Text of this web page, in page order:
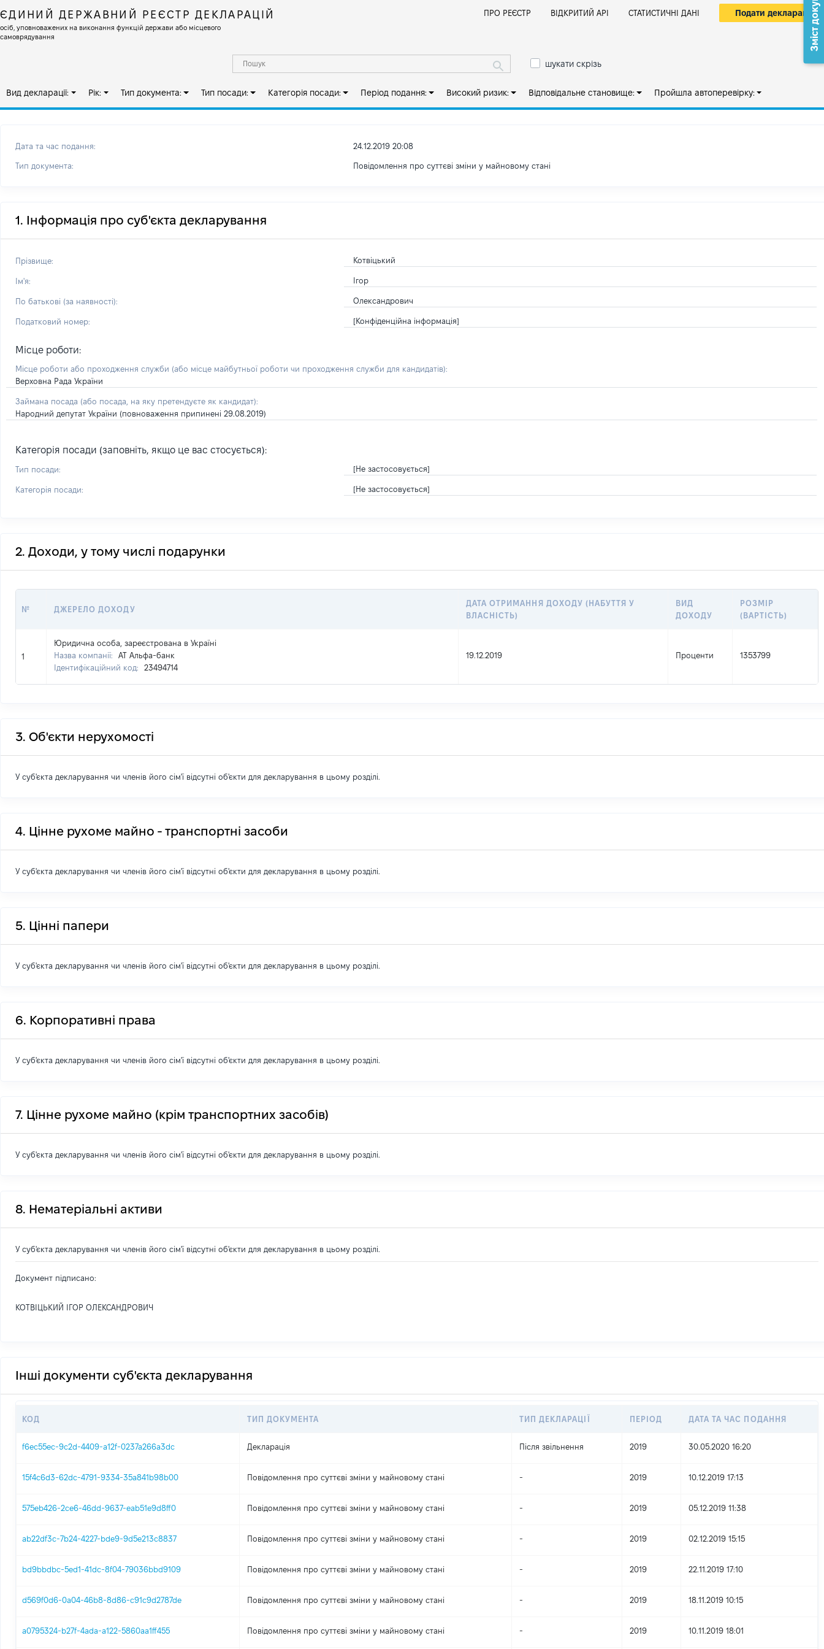
ЄДИНИЙ ДЕРЖАВНИЙ РЕЄСТР ДЕКЛАРАЦІЙ
осіб, уповноважених на виконання функцій держави або місцевого
самоврядування
ПРО РЕЄСТР ВІДКРИТИЙ АРІ СТАТИСТИЧНІ ДАНІ Подати декларацію
шукати скрізь
Вид декларації: Рік: Тип документа: Тип посади: Категорія посади: Період подання: Високий ризик: Відповідальне становище: Пройшла автоперевірку:
Дата та час подання: 24.12.2019 20:08
Тип документа: Повідомлення про суттєві зміни y майновому стані
1. Інформація про суб'єкта декларування
Прізвище: Котвіцький
Ім'я: Ігор
По батькові (за наявності): Олександрович
Податковий номер: [Конфіденційна інформація]
Місце роботи:
Місце роботи або проходження служби (або місце майбутньої роботи чи проходження служби для кандидатів):
Верховна Рада України
Займана посада (або посада, на яку претендуєте як кандидат):
Народний депутат України (повноваження припинені 29.08.2019)
Категорія посади (заповніть, якщо це вас стосується):
Тип посади: [Не застосовується]
Категорія посади: [Не застосовується]
2. Доходи, у тому числі подарунки
№ ДЖЕРЕЛО ДОХОДУ
ДАТА ОТРИМАННЯ ДОХОДУ (НАБУТТЯ У
ВЛАСНІСТЬ)
ВИД
ДОХОДУ
РОЗМІР
(ВАРТІСТЬ)
1
Юридична особа, зареєстрована в Україні
Назва компанії:
АТ Альфа-банк
Ідентифікаційний код:
23494714
19.12.2019 Проценти 1353799
3. Об'єкти нерухомості
У суб'єкта декларування чи членів його сім'ї відсутні об'єкти для декларування в цьому розділі.
4. Цінне рухоме майно - транспортні засоби
У суб'єкта декларування чи членів його сім'ї відсутні об'єкти для декларування в цьому розділі.
5. Цінні папери
У суб'єкта декларування чи членів його сім'ї відсутні об'єкти для декларування в цьому розділі.
6. Корпоративні права
У суб'єкта декларування чи членів його сім'ї відсутні об'єкти для декларування в цьому розділі.
7. Цінне рухоме майно (крім транспортних засобів)
У суб'єкта декларування чи членів його сім'ї відсутні об'єкти для декларування в цьому розділі.
8. Нематеріальні активи
У суб'єкта декларування чи членів його сім'ї відсутні об'єкти для декларування в цьому розділі.
Документ підписано:
КОТВІЦЬКИЙ ІГОР ОЛЕКСАНДРОВИЧ
Інші документи суб'єкта декларування
КОД ТИП ДОКУМЕНТА ТИП ДЕКЛАРАЦІЇ ПЕРІОД ДАТА ТА ЧАС ПОДАННЯ
f6ec55ec-9c2d-4409-a12f-0237a266a3dc Декларація Після звільнення 2019 30.05.2020 16:20
15f4c6d3-62dc-4791-9334-35a841b98b00 Повідомлення про суттєві зміни y майновому стані - 2019 10.12.2019 17:13
575eb426-2ce6-46dd-9637-eab51e9d8ff0 Повідомлення про суттєві зміни y майновому стані - 2019 05.12.2019 11:38
ab22df3c-7b24-4227-bde9-9d5e213c8837 Повідомлення про суттєві зміни y майновому стані - 2019 02.12.2019 15:15
bd9bbdbc-5ed1-41dc-8f04-79036bbd9109 Повідомлення про суттєві зміни y майновому стані - 2019 22.11.2019 17:10
d569f0d6-0a04-46b8-8d86-c91c9d2787de Повідомлення про суттєві зміни y майновому стані - 2019 18.11.2019 10:15
a0795324-b27f-4ada-a122-5860aa1ff455 Повідомлення про суттєві зміни y майновому стані - 2019 10.11.2019 18:01